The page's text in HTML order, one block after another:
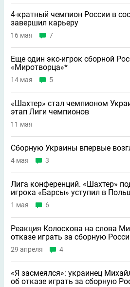
4-кратный чемпион России в
завершил карьеру
16 мая 7
Еще один экс-игрок сборной
«Миротворца»*
14 мая 5
«Шахтер» стал чемпионом
этап Лиги чемпионов
11 мая
Сборную Украины впервые
4 мая 3
Лига конференций. «Шахтер»
игрока «Барсы» уступил в
1 мая 6
Реакция Колоскова на слова
отказе играть за сборную
29 апреля 4
«Я засмеялся»: украинец
об отказе играть за сборную